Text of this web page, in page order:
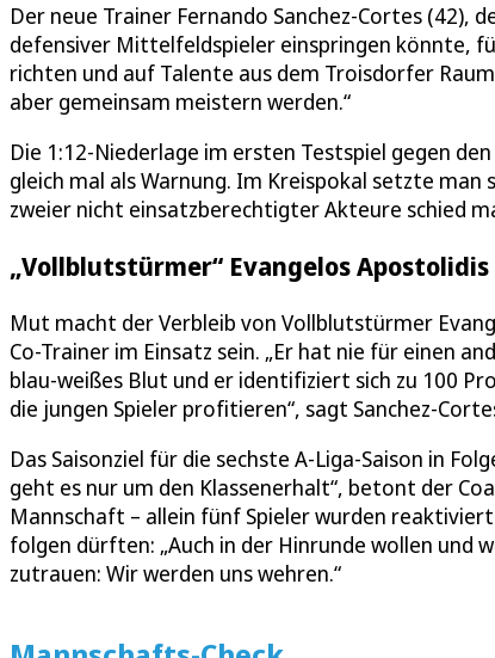
Der neue Trainer Fernando Sanchez-Cortes (42),
defensiver Mittelfeldspieler einspringen könnte,
richten und auf Talente aus dem Troisdorfer
aber gemeinsam meistern werden.“
Die 1:12-Niederlage im ersten Testspiel gegen
gleich mal als Warnung. Im Kreispokal setzte man
zweier nicht einsatzberechtigter Akteure schied
„Vollblutstürmer“ Evangelos
Mut macht der Verbleib von Vollblutstürmer
Co-Trainer im Einsatz sein. „Er hat nie für einen
blau-weißes Blut und er identifiziert sich zu 100
die jungen Spieler profitieren“, sagt Sanchez-
Das Saisonziel für die sechste A-Liga-Saison in
geht es nur um den Klassenerhalt“, betont der
Mannschaft – allein fünf Spieler wurden
folgen dürften: „Auch in der Hinrunde wollen und
zutrauen: Wir werden uns wehren.“